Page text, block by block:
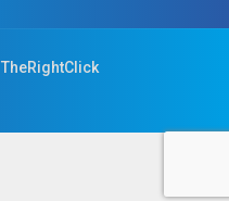
TheRightClick